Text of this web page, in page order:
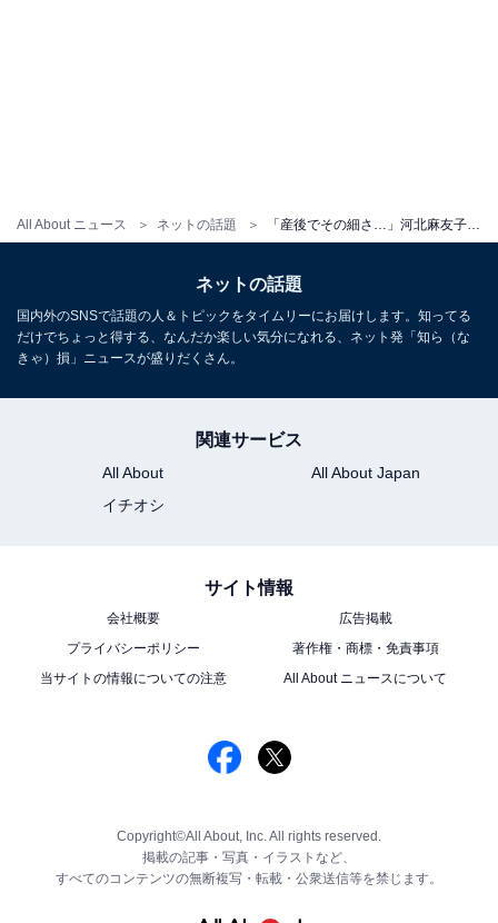
All About ニュース ネットの話題
ネットの話題
国内外のSNSで話題の人＆トピックをタイムリーにお届けします。知ってる
だけでちょっと得する、なんだか楽しい気分になれる、ネット発「知ら（な
きゃ）損」ニュースが盛りだくさん。
関連サービス
All About
All About Japan
イチオシ
サイト情報
会社概要
広告掲載
プライバシーポリシー
著作権・商標・免責事項
当サイトの情報についての注意
All About ニュースについて
Copyright©All About, Inc. All rights reserved.
掲載の記事・写真・イラストなど、
すべてのコンテンツの無断複写・転載・公衆送信等を禁じます。